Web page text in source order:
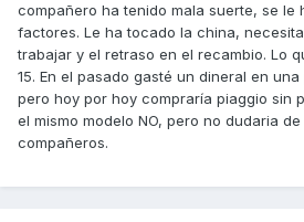
compañero ha tenido mala suerte, se le
factores. Le ha tocado la china,
trabajar y el retraso en el recambio. Lo
15. En el pasado gasté un dineral en
pero hoy por hoy compraría piaggio sin
el mismo modelo NO, pero no dudaria
compañeros.